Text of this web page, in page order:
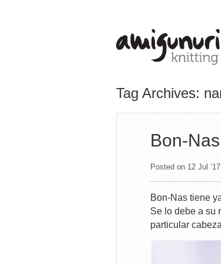
Tag Archives:
Bon-
Posted on 12 Jul ’17
Bon-Nas tiene
Se lo debe a su
particular